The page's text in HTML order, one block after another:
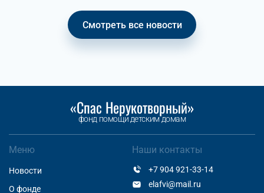
Смотреть все новости
«Спас Нерукотворный»
фонд помощи детским домам
Меню
Новости
О фонде
Наши контакты
+7 904 921-33-14
elafvi@mail.ru